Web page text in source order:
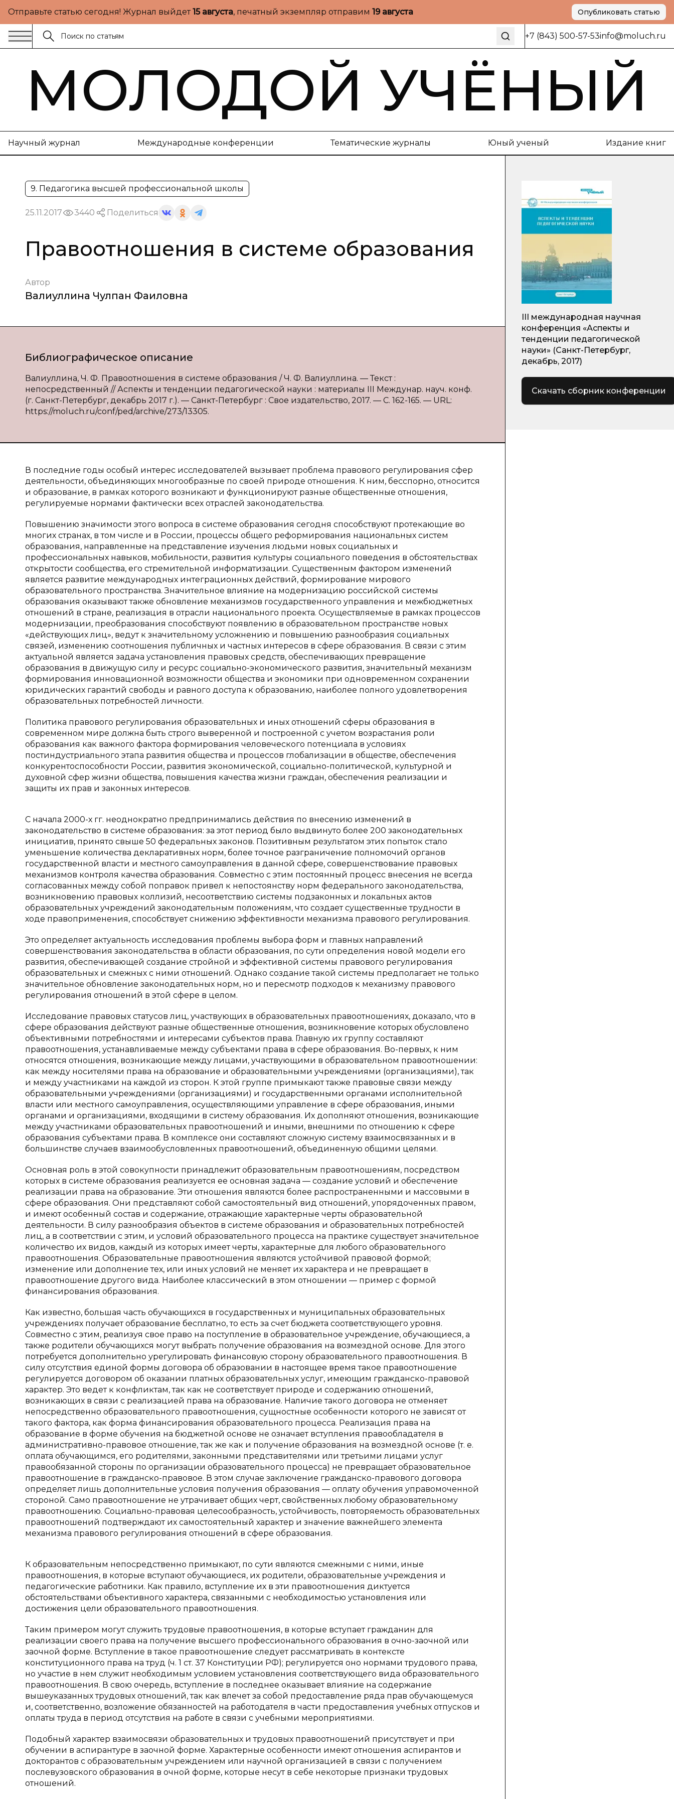
Отправьте статью сегодня! Журнал выйдет15 августа, печатный экземпляр отправим 19 августа Опубликовать статью
+7 (843) 500-57-53info@moluch.ru
МОЛОДОЙ УЧЁНЫЙ
Научный журнал Международные конференции Тематические журналы Юный ученый Издание книг
9. Педагогика высшей профессиональной школы
25.11.2017 3440 Поделиться
Правоотношения в системе образования
Автор
Валиуллина Чулпан Фаиловна
Библиографическое описание
Валиуллина, Ч. Ф. Правоотношения в системе образования / Ч. Ф. Валиуллина. — Текст :
непосредственный // Аспекты и тенденции педагогической науки : материалы III Междунар. науч. конф.
(г. Санкт-Петербург, декабрь 2017 г.). — Санкт-Петербург : Свое издательство, 2017. — С. 162-165. — URL:
https://moluch.ru/conf/ped/archive/273/13305.
В последние годы особый интерес исследователей вызывает проблема правового регулирования сфер
деятельности, объединяющих многообразные по своей природе отношения. К ним, бесспорно, относится
и образование, в рамках которого возникают и функционируют разные общественные отношения,
регулируемые нормами фактически всех отраслей законодательства.
Повышению значимости этого вопроса в системе образования сегодня способствуют протекающие во
многих странах, в том числе и в России, процессы общего реформирования национальных систем
образования, направленные на представление изучения людьми новых социальных и
профессиональных навыков, мобильности, развития культуры социального поведения в обстоятельствах
открытости сообщества, его стремительной информатизации. Существенным фактором изменений
является развитие международных интеграционных действий, формирование мирового
образовательного пространства. Значительное влияние на модернизацию российской системы
образования оказывают также обновление механизмов государственного управления и межбюджетных
отношений в стране, реализация в отрасли национального проекта. Осуществляемые в рамках процессов
модернизации, преобразования способствуют появлению в образовательном пространстве новых
«действующих лиц», ведут к значительному усложнению и повышению разнообразия социальных
связей, изменению соотношения публичных и частных интересов в сфере образования. В связи с этим
актуальной является задача установления правовых средств, обеспечивающих превращение
образования в движущую силу и ресурс социально-экономического развития, значительный механизм
формирования инновационной возможности общества и экономики при одновременном сохранении
юридических гарантий свободы и равного доступа к образованию, наиболее полного удовлетворения
образовательных потребностей личности.
Политика правового регулирования образовательных и иных отношений сферы образования в
современном мире должна быть строго выверенной и построенной с учетом возрастания роли
образования как важного фактора формирования человеческого потенциала в условиях
постиндустриального этапа развития общества и процессов глобализации в обществе, обеспечения
конкурентоспособности России, развития экономической, социально-политической, культурной и
духовной сфер жизни общества, повышения качества жизни граждан, обеспечения реализации и
защиты их прав и законных интересов.
С начала 2000-х гг. неоднократно предпринимались действия по внесению изменений в
законодательство в системе образования: за этот период было выдвинуто более 200 законодательных
инициатив, принято свыше 50 федеральных законов. Позитивным результатом этих попыток стало
уменьшение количества декларативных норм, более точное разграничение полномочий органов
государственной власти и местного самоуправления в данной сфере, совершенствование правовых
механизмов контроля качества образования. Совместно с этим постоянный процесс внесения не всегда
согласованных между собой поправок привел к непостоянству норм федерального законодательства,
возникновению правовых коллизий, несоответствию системы подзаконных и локальных актов
образовательных учреждений законодательным положениям, что создает существенные трудности в
ходе правоприменения, способствует снижению эффективности механизма правового регулирования.
Это определяет актуальность исследования проблемы выбора форм и главных направлений
совершенствования законодательства в области образования, по сути определения новой модели его
развития, обеспечивающей создание стройной и эффективной системы правового регулирования
образовательных и смежных с ними отношений. Однако создание такой системы предполагает не только
значительное обновление законодательных норм, но и пересмотр подходов к механизму правового
регулирования отношений в этой сфере в целом.
Исследование правовых статусов лиц, участвующих в образовательных правоотношениях, доказало, что в
сфере образования действуют разные общественные отношения, возникновение которых обусловлено
объективными потребностями и интересами субъектов права. Главную их группу составляют
правоотношения, устанавливаемые между субъектами права в сфере образования. Во-первых, к ним
относятся отношения, возникающие между лицами, участвующими в образовательном правоотношении:
как между носителями права на образование и образовательными учреждениями (организациями), так
и между участниками на каждой из сторон. К этой группе примыкают также правовые связи между
образовательными учреждениями (организациями) и государственными органами исполнительной
власти или местного самоуправления, осуществляющими управление в сфере образования, иными
органами и организациями, входящими в систему образования. Их дополняют отношения, возникающие
между участниками образовательных правоотношений и иными, внешними по отношению к сфере
образования субъектами права. В комплексе они составляют сложную систему взаимосвязанных и в
большинстве случаев взаимообусловленных правоотношений, объединенную общими целями.
Основная роль в этой совокупности принадлежит образовательным правоотношениям, посредством
которых в системе образования реализуется ее основная задача — создание условий и обеспечение
реализации права на образование. Эти отношения являются более распространенными и массовыми в
сфере образования. Они представляют собой самостоятельный вид отношений, упорядоченных правом,
и имеют особенный состав и содержание, отражающие характерные черты образовательной
деятельности. В силу разнообразия объектов в системе образования и образовательных потребностей
лиц, а в соответствии с этим, и условий образовательного процесса на практике существует значительное
количество их видов, каждый из которых имеет черты, характерные для любого образовательного
правоотношения. Образовательные правоотношения являются устойчивой правовой формой;
изменение или дополнение тех, или иных условий не меняет их характера и не превращает в
правоотношение другого вида. Наиболее классический в этом отношении — пример с формой
финансирования образования.
Как известно, большая часть обучающихся в государственных и муниципальных образовательных
учреждениях получает образование бесплатно, то есть за счет бюджета соответствующего уровня.
Совместно с этим, реализуя свое право на поступление в образовательное учреждение, обучающиеся, а
также родители обучающихся могут выбрать получение образования на возмездной основе. Для этого
потребуется дополнительно урегулировать финансовую сторону образовательного правоотношения. В
силу отсутствия единой формы договора об образовании в настоящее время такое правоотношение
регулируется договором об оказании платных образовательных услуг, имеющим гражданско-правовой
характер. Это ведет к конфликтам, так как не соответствует природе и содержанию отношений,
возникающих в связи с реализацией права на образование. Наличие такого договора не отменяет
непосредственно образовательного правоотношения, сущностные особенности которого не зависят от
такого фактора, как форма финансирования образовательного процесса. Реализация права на
образование в форме обучения на бюджетной основе не означает вступления правообладателя в
административно-правовое отношение, так же как и получение образования на возмездной основе (т. е.
оплата обучающимся, его родителями, законными представителями или третьими лицами услуг
правообязанной стороны по организации образовательного процесса) не превращает образовательное
правоотношение в гражданско-правовое. В этом случае заключение гражданско-правового договора
определяет лишь дополнительные условия получения образования — оплату обучения управомоченной
стороной. Само правоотношение не утрачивает общих черт, свойственных любому образовательному
правоотношению. Социально-правовая целесообразность, устойчивость, повторяемость образовательных
правоотношений подтверждают их самостоятельный характер и значение важнейшего элемента
механизма правового регулирования отношений в сфере образования.
К образовательным непосредственно примыкают, по сути являются смежными с ними, иные
правоотношения, в которые вступают обучающиеся, их родители, образовательные учреждения и
педагогические работники. Как правило, вступление их в эти правоотношения диктуется
обстоятельствами объективного характера, связанными с необходимостью установления или
достижения цели образовательного правоотношения.
Таким примером могут служить трудовые правоотношения, в которые вступает гражданин для
реализации своего права на получение высшего профессионального образования в очно-заочной или
заочной форме. Вступление в такое правоотношение следует рассматривать в контексте
конституционного права на труд (ч. 1 ст. 37 Конституции РФ); регулируется оно нормами трудового права,
но участие в нем служит необходимым условием установления соответствующего вида образовательного
правоотношения. В свою очередь, вступление в последнее оказывает влияние на содержание
вышеуказанных трудовых отношений, так как влечет за собой предоставление ряда прав обучающемуся
и, соответственно, возложение обязанностей на работодателя в части предоставления учебных отпусков и
оплаты труда в период отсутствия на работе в связи с учебными мероприятиями.
Подобный характер взаимосвязи образовательных и трудовых правоотношений присутствует и при
обучении в аспирантуре в заочной форме. Характерные особенности имеют отношения аспирантов и
докторантов с образовательным учреждением или научной организацией в связи с получением
послевузовского образования в очной форме, которые несут в себе некоторые признаки трудовых
отношений.
III международная научная
конференция «Аспекты и
тенденции педагогической
науки» (Санкт-Петербург,
декабрь, 2017)
Скачать сборник конференции